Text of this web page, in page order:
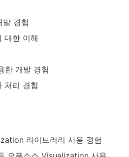
경험
대한 이해
한 개발 경험
처리 경험
라이브러리 사용 경험